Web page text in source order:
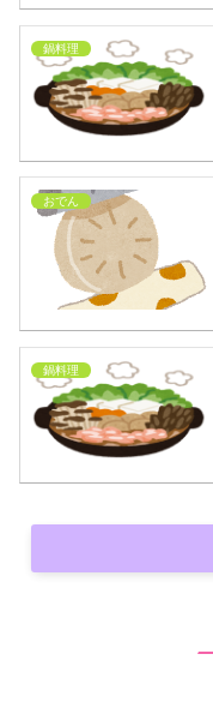
鍋料理
おでん
鍋料理